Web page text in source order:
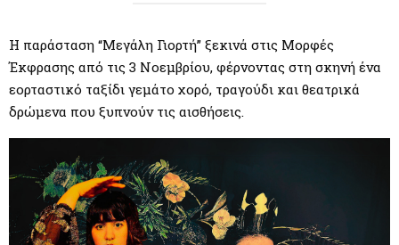
Η παράσταση “Μεγάλη Γιορτή” ξεκινά στις Μορφές
Έκφρασης από τις 3 Νοεμβρίου, φέρνοντας στη σκηνή ένα
εορταστικό ταξίδι γεμάτο χορό, τραγούδι και θεατρικά
δρώμενα που ξυπνούν τις αισθήσεις.